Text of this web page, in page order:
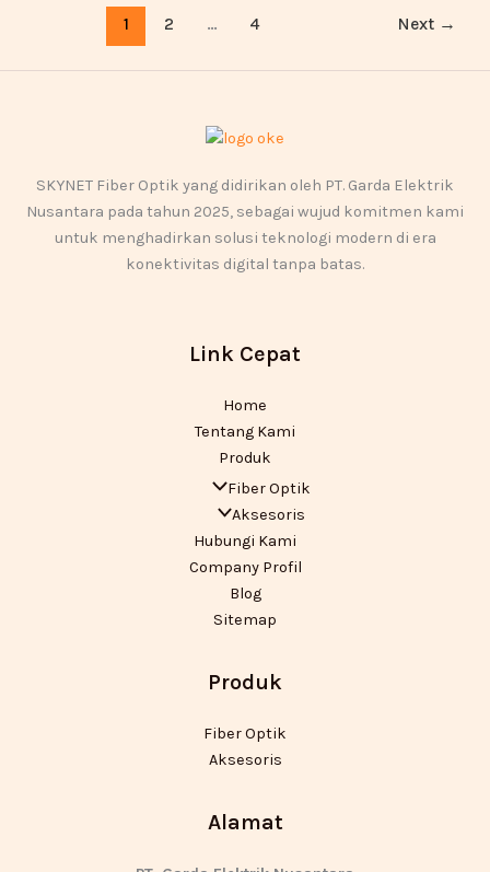
1 2 … 4 Next →
SKYNET Fiber Optik yang didirikan oleh PT. Garda Elektrik
Nusantara pada tahun 2025, sebagai wujud komitmen kami
untuk menghadirkan solusi teknologi modern di era
konektivitas digital tanpa batas.
Link Cepat
Home
Tentang Kami
Produk
Fiber Optik
Aksesoris
Hubungi Kami
Company Profil
Blog
Sitemap
Produk
Fiber Optik
Aksesoris
Alamat